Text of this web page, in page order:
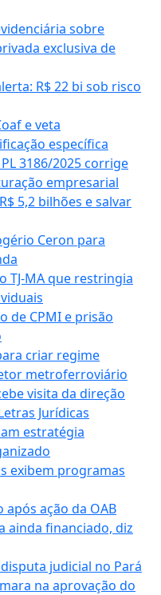
sobre
exclusiva de
R$ 22 bi sob risco
e veta
específica
3186/2025 corrige
empresarial
5,2 bilhões e salvar
Ceron para
TJ-MA que restringia
de CPMI e prisão
criar regime
metroferroviário
visita da direção
Jurídicas
estratégia
exibem programas
ação da OAB
ainda financiado, diz
judicial no Pará
na aprovação do